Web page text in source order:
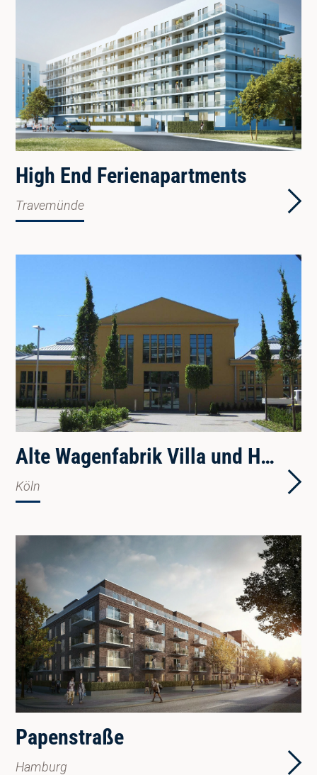
High End Ferienapartments
Travemünde
Alte Wagenfabrik Villa und Halle
Köln
Papenstraße
Hamburg